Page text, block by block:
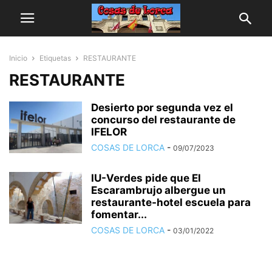
Inicio Etiquetas RESTAURANTE
RESTAURANTE
Desierto por segunda vez el
concurso del restaurante de
IFELOR
COSAS DE LORCA - 09/07/2023
IU-Verdes pide que El
Escarambrujo albergue un
restaurante-hotel escuela para
fomentar...
COSAS DE LORCA - 03/01/2022